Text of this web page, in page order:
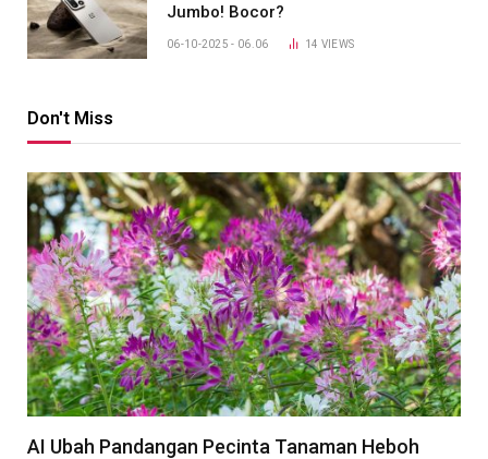
Jumbo! Bocor?
06-10-2025 - 06.06 14 VIEWS
Don't Miss
AI Ubah Pandangan Pecinta Tanaman Heboh